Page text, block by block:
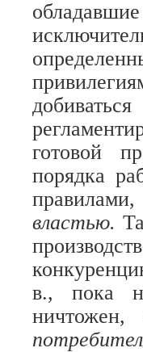
готовой
порядка
властью.
в., пока
ничтожен,